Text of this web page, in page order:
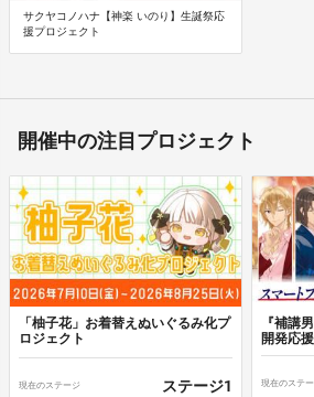
代金の支払時期および方法
《決済手段》
・セブンイレブン
・ヤマザキデイリーストア
《支払時期》
・All or Nothingリワード：商品購入時に決
トが成立しなかった場合には返金処理が行
・All Inリワード：商品購入時に決済されま
商品代金以外に必要な費用
送料は商品代金に含まれており、別途ご負
せん。
返品・不良品について
輸送による商品の破損、または発送ミスが
サクヤコノハナ【神楽 いのり】生誕祭応
援プロジェクト
開催中の注目プロジェクト
「柚子花」お着替えぬいぐるみ化プ
ロジェクト
現在のステージ ステージ1
『補講
開発応
現在のステ